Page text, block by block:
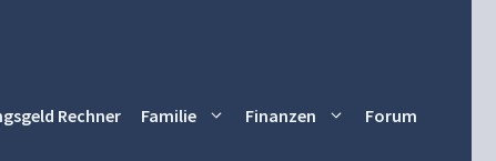
Rechner Familie Finanzen Forum